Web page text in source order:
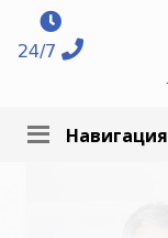
24/7
Навигация